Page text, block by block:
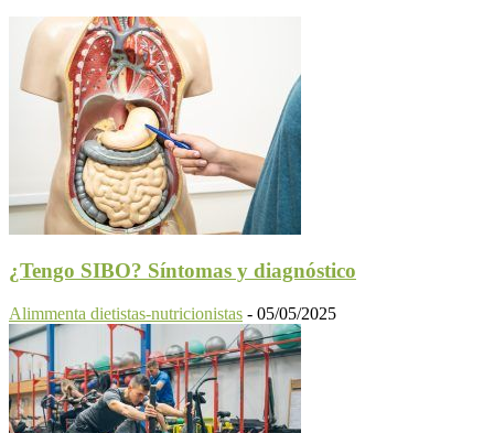
¿Tengo SIBO? Síntomas y diagnóstico
Alimmenta dietistas-nutricionistas - 05/05/2025